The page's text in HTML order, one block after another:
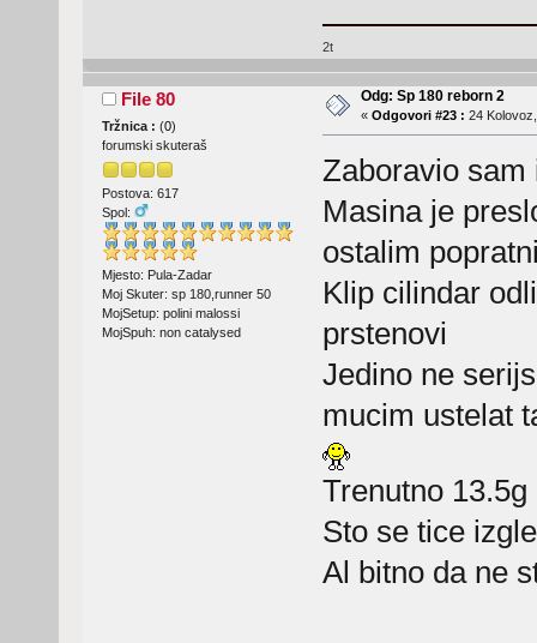
2t
File 80
Tržnica : (0)
forumski skuteraš
Postova: 617
Spol:
Mjesto: Pula-Zadar
Moj Skuter: sp 180,runner 50
MojSetup: polini malossi
MojSpuh: non catalysed
Odg: Sp 180 reborn 2
« Odgovori #23 : 24
Zaboravio
Masina je
ostalim
Klip cilindar
prstenovi
Jedino ne
mucim ustelat
Trenutno
Sto se tice
Al bitno da ne